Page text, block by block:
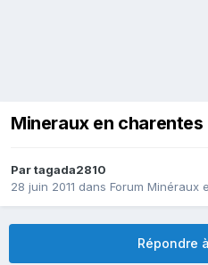
Mineraux en charentes
Partagada2810
28 juin 2011 dans Forum Minéraux
Répondre